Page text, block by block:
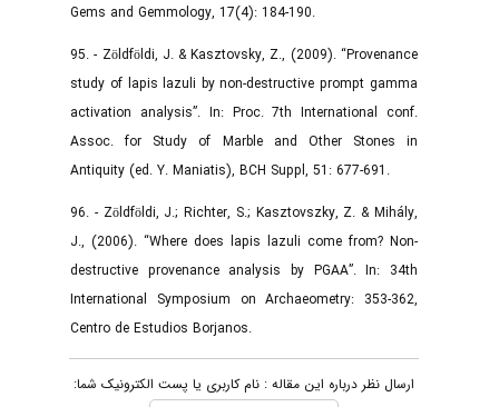
Gems and Gemmology, 17(4): 184-190.‌
95. - Zöldföldi, J. & Kasztovsky, Z., (2009). “Provenance
study of lapis lazuli by non-destructive prompt gamma
activation analysis”. In: Proc. 7th International conf.
Assoc. for Study of Marble and Other Stones in
Antiquity (ed. Y. Maniatis), BCH Suppl, 51: 677-691.‌
96. - Zöldföldi, J.; Richter, S.; Kasztovszky, Z. & Mihály,
J., (2006). “Where does lapis lazuli come from? Non-
destructive provenance analysis by PGAA”. In: 34th
International Symposium on Archaeometry: 353-362,
Centro de Estudios Borjanos.‌
ارسال نظر درباره این مقاله : نام کاربری یا پست الکترونیک شما: